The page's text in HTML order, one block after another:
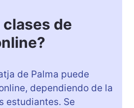
de
de Palma puede
dependiendo de la
estudiantes. Se